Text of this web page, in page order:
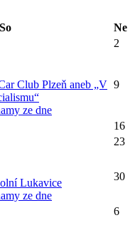
So
Ne
2
Club Plzeň aneb „V
ze dne
9
16
23
Lukavice
ze dne
30
6